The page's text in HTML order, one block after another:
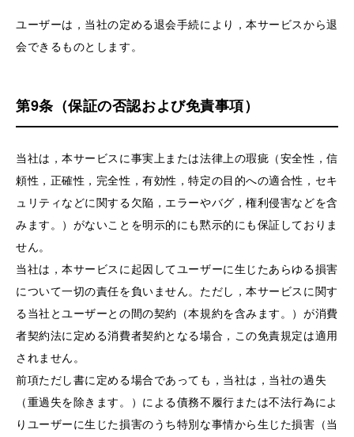
ユーザーは，当社の定める退会手続により，本サービスから退
会できるものとします。
第9条（保証の否認および免責事項）
当社は，本サービスに事実上または法律上の瑕疵（安全性，信
頼性，正確性，完全性，有効性，特定の目的への適合性，セキ
ュリティなどに関する欠陥，エラーやバグ，権利侵害などを含
みます。）がないことを明示的にも黙示的にも保証しておりま
せん。
当社は，本サービスに起因してユーザーに生じたあらゆる損害
について一切の責任を負いません。ただし，本サービスに関す
る当社とユーザーとの間の契約（本規約を含みます。）が消費
者契約法に定める消費者契約となる場合，この免責規定は適用
されません。
前項ただし書に定める場合であっても，当社は，当社の過失
（重過失を除きます。）による債務不履行または不法行為によ
りユーザーに生じた損害のうち特別な事情から生じた損害（当